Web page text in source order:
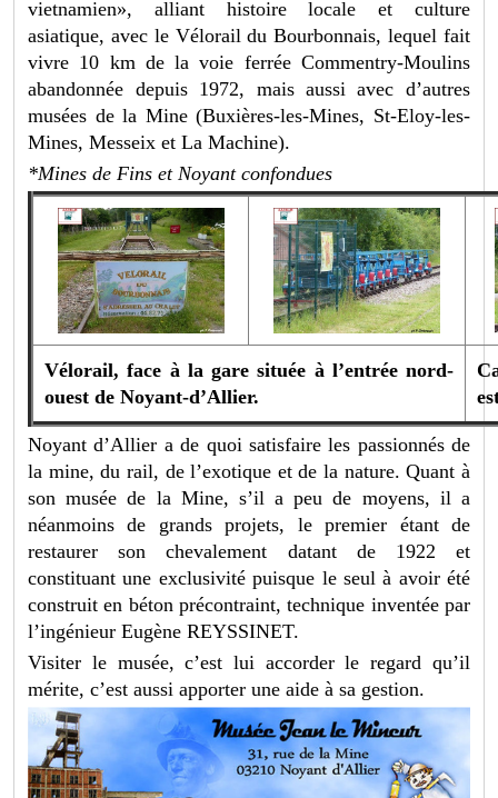
vietnamien», alliant histoire locale et culture
asiatique, avec le Vélorail du Bourbonnais, lequel fait
vivre 10 km de la voie ferrée Commentry-Moulins
abandonnée depuis 1972, mais aussi avec d’autres
musées de la Mine (Buxières-les-Mines, St-Eloy-les-
Mines, Messeix et La Machine).
*Mines de Fins et Noyant confondues
Vélorail, face à la gare située à l’entrée nord-
ouest de Noyant-d’Allier.
Noyant d’Allier a de quoi satisfaire les passionnés de
la mine, du rail, de l’exotique et de la nature. Quant à
son musée de la Mine, s’il a peu de moyens, il a
néanmoins de grands projets, le premier étant de
restaurer son chevalement datant de 1922 et
constituant une exclusivité puisque le seul à avoir été
construit en béton précontraint, technique inventée par
l’ingénieur Eugène REYSSINET.
Visiter le musée, c’est lui accorder le regard qu’il
mérite, c’est aussi apporter une aide à sa gestion.